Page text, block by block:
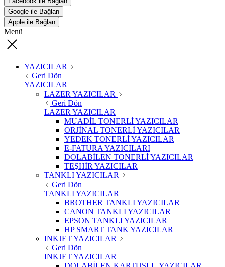
Google ile Bağlan
Apple ile Bağlan
Menü
YAZICILAR
Geri Dön
YAZICILAR
LAZER YAZICILAR
Geri Dön
LAZER YAZICILAR
MUADİL TONERLİ YAZICILAR
ORJİNAL TONERLİ YAZICILAR
YEDEK TONERLİ YAZICILAR
E-FATURA YAZICILARI
DOLABİLEN TONERLİ YAZICILAR
TEŞHİR YAZICILAR
TANKLI YAZICILAR
Geri Dön
TANKLI YAZICILAR
BROTHER TANKLI YAZICILAR
CANON TANKLI YAZICILAR
EPSON TANKLI YAZICILAR
HP SMART TANK YAZICILAR
INKJET YAZICILAR
Geri Dön
INKJET YAZICILAR